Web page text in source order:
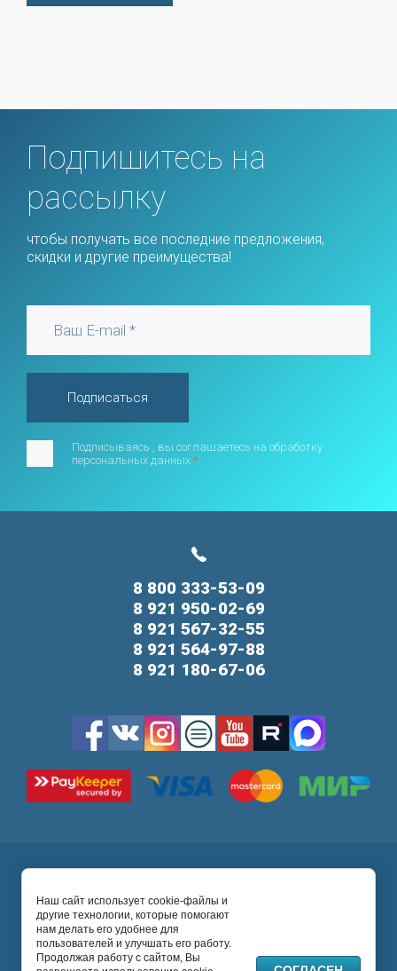
Подпишитесь на
рассылку
чтобы получать все последние предложения,
скидки и другие преимущества!
Подписываясь , вы соглашаетесь на обработку
персональных данных *
Подписаться
8 800 333-53-09
8 921 950-02-69
8 921 567-32-55
8 921 564-97-88
8 921 180-67-06
Ultrastom Company2026 © Абатменты, титановые
основания, трансферы, сканбоди, формирователи
десны, мультиюниты и другие протетические
компоненты.
Наш сайт использует cookie-файлы и
другие технологии, которые помогают
нам делать его удобнее для
пользователей и улучшать его работу.
Продолжая работу с сайтом, Вы